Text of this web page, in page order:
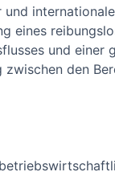
und
eines
und einer
zwischen den